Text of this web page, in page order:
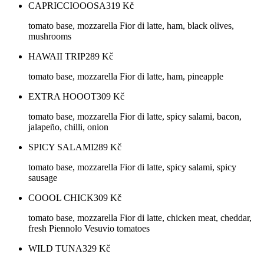
CAPRICCIOOOSA319 Kč
tomato base, mozzarella Fior di latte, ham, black olives,
mushrooms
HAWAII TRIP289 Kč
tomato base, mozzarella Fior di latte, ham, pineapple
EXTRA HOOOT309 Kč
tomato base, mozzarella Fior di latte, spicy salami, bacon,
jalapeño, chilli, onion
SPICY SALAMI289 Kč
tomato base, mozzarella Fior di latte, spicy salami, spicy
sausage
COOOL CHICK309 Kč
tomato base, mozzarella Fior di latte, chicken meat, cheddar,
fresh Piennolo Vesuvio tomatoes
WILD TUNA329 Kč